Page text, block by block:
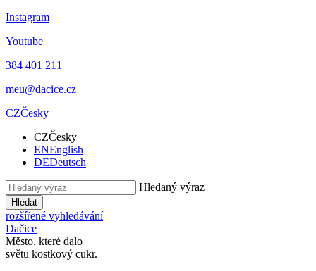
Instagram
Youtube
384 401 211
meu@dacice.cz
CZČesky
CZČesky
ENEnglish
DEDeutsch
Hledaný výraz
Hledat
rozšířené vyhledávání
Dačice
Město, které dalo
světu kostkový cukr.